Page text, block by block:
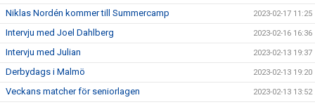
Niklas Nordén kommer till Summercamp 2023-02-17 11:25
Intervju med Joel Dahlberg 2023-02-16 16:36
Intervju med Julian 2023-02-13 19:37
Derbydags i Malmö 2023-02-13 19:20
Veckans matcher för seniorlagen 2023-02-13 13:52